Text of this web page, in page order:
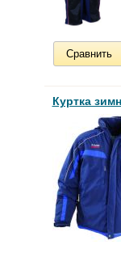
Сравнить
Куртка